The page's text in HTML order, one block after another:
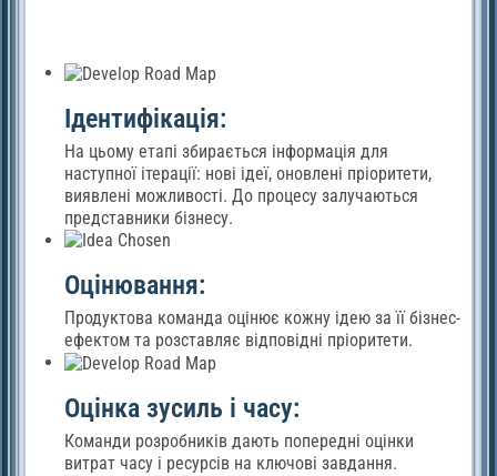
Ідентифікація:
На цьому етапі збирається інформація для
наступної ітерації: нові ідеї, оновлені пріоритети,
виявлені можливості. До процесу залучаються
представники бізнесу.
Оцінювання:
Продуктова команда оцінює кожну ідею за її бізнес-
ефектом та розставляє відповідні пріоритети.
Оцінка зусиль і часу:
Команди розробників дають попередні оцінки
витрат часу і ресурсів на ключові завдання.